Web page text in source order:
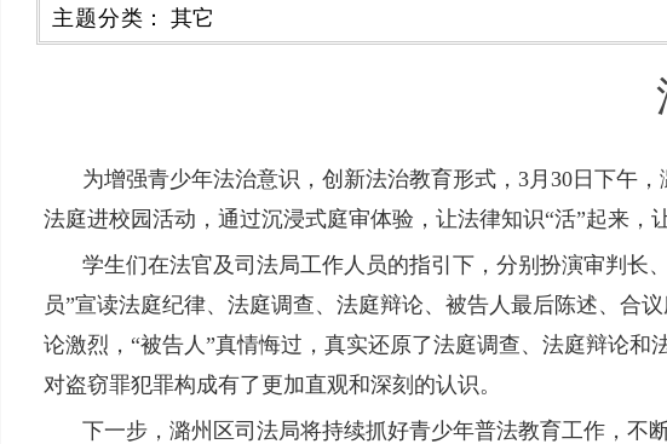
主题分类 ： 其它
为增强青少年法治意识，创新法治教育形式，3月30日下午
法庭进校园活动，通过沉浸式庭审体验，让法律知识“活”起来，
学生们在法官及司法局工作人员的指引下，分别扮演审判长
员”宣读法庭纪律、法庭调查、法庭辩论、被告人最后陈述、合
论激烈，“被告人”真情悔过，真实还原了法庭调查、法庭辩论
对盗窃罪犯罪构成有了更加直观和深刻的认识。
下一步，潞州区司法局将持续抓好青少年普法教育工作，不